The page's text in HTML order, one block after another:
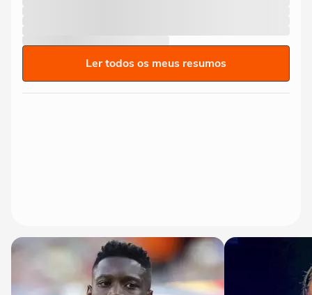
Ler todos os meus resumos